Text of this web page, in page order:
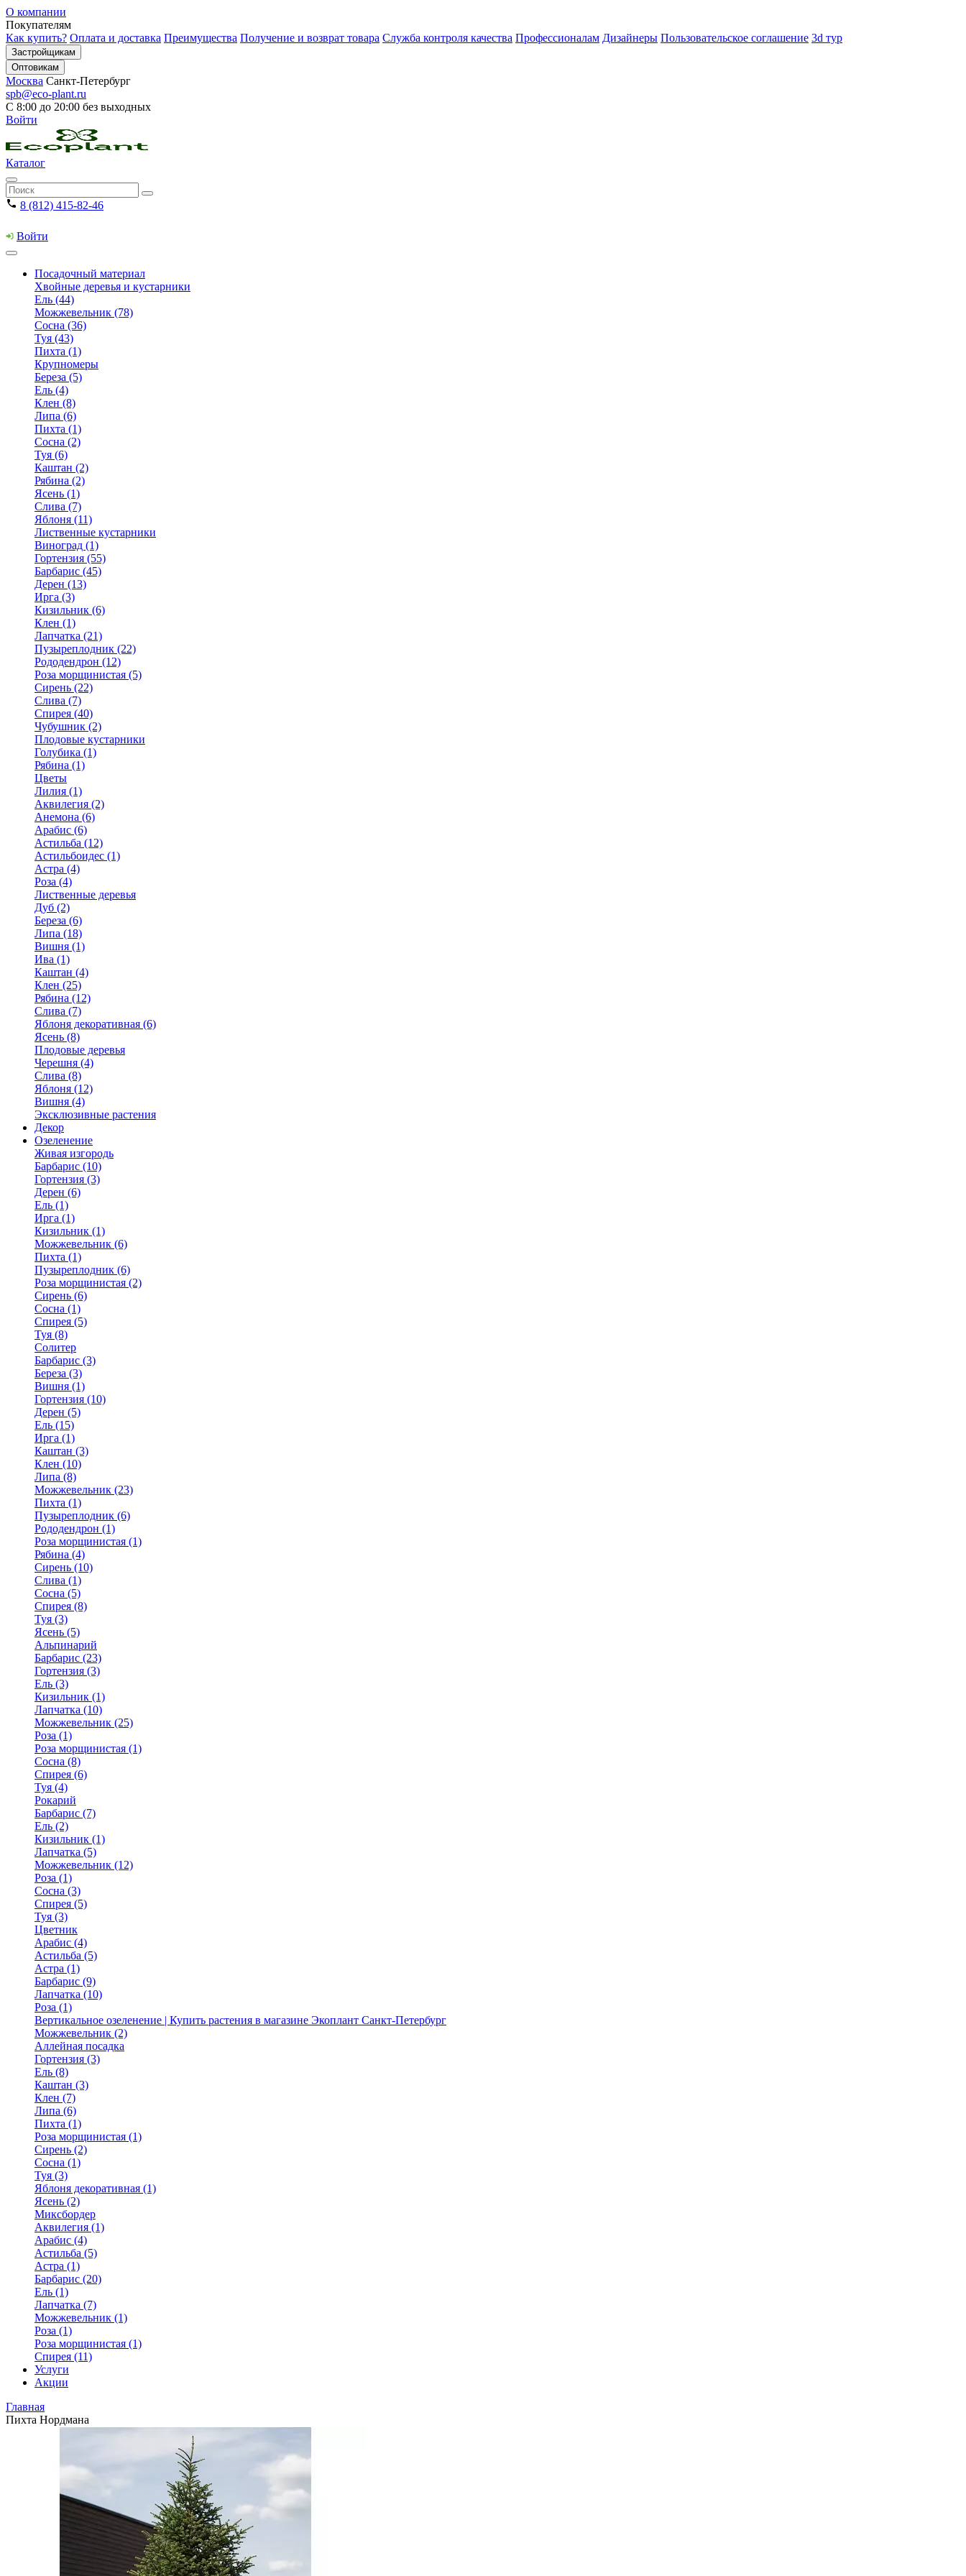
О компании
Покупателям
Как купить? Оплата и доставка Преимущества Получение и возврат товара Служба контроля качества Профессионалам Дизайнеры Пользовательское соглашение 3d тур
Застройщикам
Оптовикам
Москва Санкт-Петербург
spb@eco-plant.ru
С 8:00 до 20:00 без выходных
Войти
Каталог
8 (812) 415-82-46
Войти
Посадочный материал
Хвойные деревья и кустарники
Ель (44)
Можжевельник (78)
Сосна (36)
Туя (43)
Пихта (1)
Крупномеры
Береза (5)
Ель (4)
Клен (8)
Липа (6)
Пихта (1)
Сосна (2)
Туя (6)
Каштан (2)
Рябина (2)
Ясень (1)
Слива (7)
Яблоня (11)
Лиственные кустарники
Виноград (1)
Гортензия (55)
Барбарис (45)
Дерен (13)
Ирга (3)
Кизильник (6)
Клен (1)
Лапчатка (21)
Пузыреплодник (22)
Рододендрон (12)
Роза морщинистая (5)
Сирень (22)
Слива (7)
Спирея (40)
Чубушник (2)
Плодовые кустарники
Голубика (1)
Рябина (1)
Цветы
Лилия (1)
Аквилегия (2)
Анемона (6)
Арабис (6)
Астильба (12)
Астильбоидес (1)
Астра (4)
Роза (4)
Лиственные деревья
Дуб (2)
Береза (6)
Липа (18)
Вишня (1)
Ива (1)
Каштан (4)
Клен (25)
Рябина (12)
Слива (7)
Яблоня декоративная (6)
Ясень (8)
Плодовые деревья
Черешня (4)
Слива (8)
Яблоня (12)
Вишня (4)
Эксклюзивные растения
Декор
Озеленение
Живая изгородь
Барбарис (10)
Гортензия (3)
Дерен (6)
Ель (1)
Ирга (1)
Кизильник (1)
Можжевельник (6)
Пихта (1)
Пузыреплодник (6)
Роза морщинистая (2)
Сирень (6)
Сосна (1)
Спирея (5)
Туя (8)
Солитер
Барбарис (3)
Береза (3)
Вишня (1)
Гортензия (10)
Дерен (5)
Ель (15)
Ирга (1)
Каштан (3)
Клен (10)
Липа (8)
Можжевельник (23)
Пихта (1)
Пузыреплодник (6)
Рододендрон (1)
Роза морщинистая (1)
Рябина (4)
Сирень (10)
Слива (1)
Сосна (5)
Спирея (8)
Туя (3)
Ясень (5)
Альпинарий
Барбарис (23)
Гортензия (3)
Ель (3)
Кизильник (1)
Лапчатка (10)
Можжевельник (25)
Роза (1)
Роза морщинистая (1)
Сосна (8)
Спирея (6)
Туя (4)
Рокарий
Барбарис (7)
Ель (2)
Кизильник (1)
Лапчатка (5)
Можжевельник (12)
Роза (1)
Сосна (3)
Спирея (5)
Туя (3)
Цветник
Арабис (4)
Астильба (5)
Астра (1)
Барбарис (9)
Лапчатка (10)
Роза (1)
Вертикальное озеленение | Купить растения в магазине Экоплант Санкт-Петербург
Можжевельник (2)
Аллейная посадка
Гортензия (3)
Ель (8)
Каштан (3)
Клен (7)
Липа (6)
Пихта (1)
Роза морщинистая (1)
Сирень (2)
Сосна (1)
Туя (3)
Яблоня декоративная (1)
Ясень (2)
Миксбордер
Аквилегия (1)
Арабис (4)
Астильба (5)
Астра (1)
Барбарис (20)
Ель (1)
Лапчатка (7)
Можжевельник (1)
Роза (1)
Роза морщинистая (1)
Спирея (11)
Услуги
Акции
Главная
Пихта Нордмана